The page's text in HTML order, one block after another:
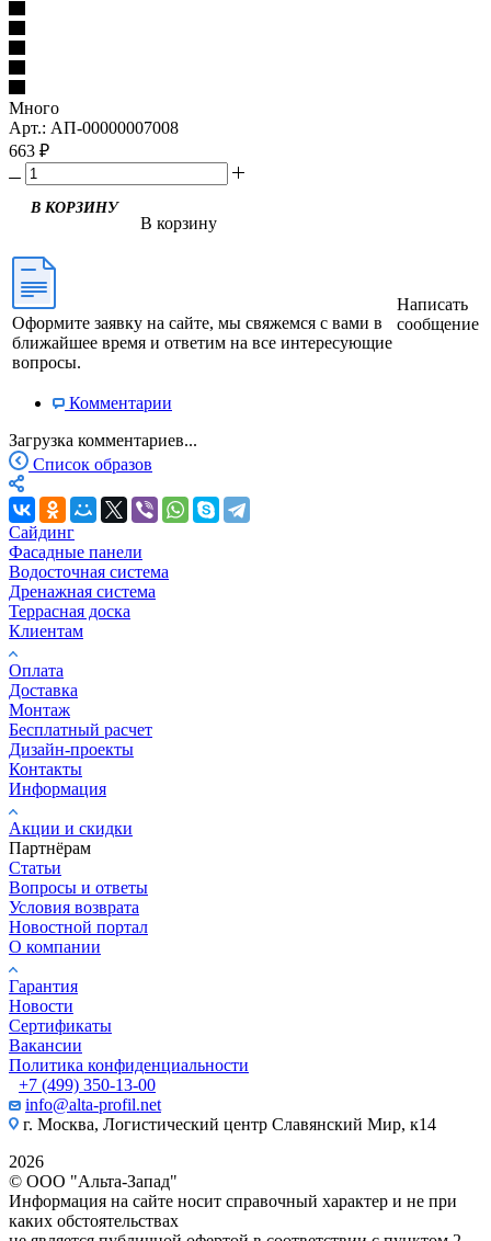
Много
Арт.: АП-00000007008
663 ₽
В корзину
Оформите заявку на сайте, мы свяжемся с вами в
ближайшее время и ответим на все интересующие
вопросы.
Написать
сообщение
Комментарии
Загрузка комментариев...
Список образов
Сайдинг
Фасадные панели
Водосточная система
Дренажная система
Террасная доска
Клиентам
Оплата
Доставка
Монтаж
Бесплатный расчет
Дизайн-проекты
Контакты
Информация
Акции и скидки
Партнёрам
Статьи
Вопросы и ответы
Условия возврата
Новостной портал
О компании
Гарантия
Новости
Сертификаты
Вакансии
Политика конфиденциальности
+7 (499) 350-13-00
info@alta-profil.net
г. Москва, Логистический центр Славянский Мир, к14
2026
© ООО "Альта-Запад"
Информация на сайте носит справочный характер и не при
каких обстоятельствах